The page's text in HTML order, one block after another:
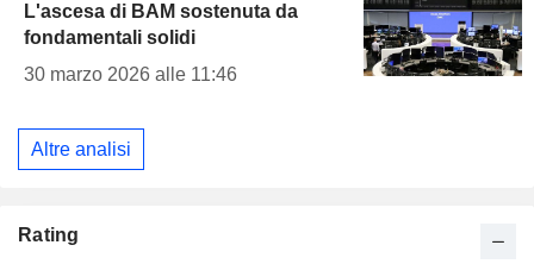
L'ascesa di BAM sostenuta da
fondamentali solidi
30 marzo 2026 alle 11:46
Altre analisi
Rating